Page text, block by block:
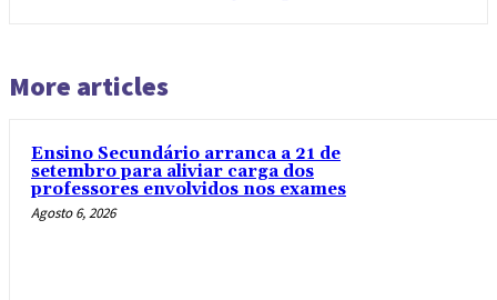
More articles
Ensino Secundário arranca a 21 de
setembro para aliviar carga dos
professores envolvidos nos exames
Agosto 6, 2026